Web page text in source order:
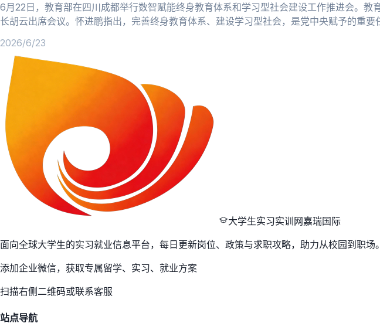
6月22日，教育部在四川成都举行数智赋能终身教育体系和学习型社会建设工作推进会。
长胡云出席会议。怀进鹏指出，完善终身教育体系、建设学习型社会，是党中央赋予的重
2026/6/23
大学生实习实训网嘉瑞国际
面向全球大学生的实习就业信息平台，每日更新岗位、政策与求职攻略，助力从校园到职场。
添加企业微信，获取专属留学、实习、就业方案
扫描右侧二维码或联系客服
站点导航